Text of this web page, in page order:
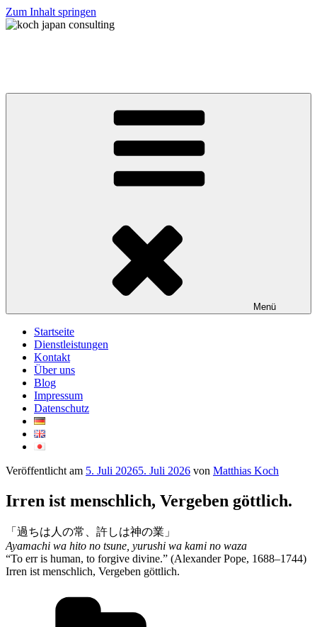
Zum Inhalt springen
Menü
Startseite
Dienstleistungen
Kontakt
Über uns
Blog
Impressum
Datenschutz
Veröffentlicht am 5. Juli 20265. Juli 2026 von Matthias Koch
Irren ist menschlich, Vergeben göttlich.
「過ちは人の常、許しは神の業」
Ayamachi wa hito no tsune, yurushi wa kami no waza
“To err is human, to forgive divine.” (Alexander Pope, 1688–1744)
Irren ist menschlich, Vergeben göttlich.